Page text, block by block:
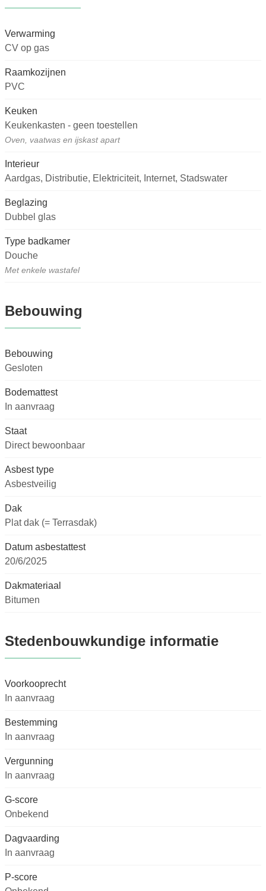
Verwarming
CV op gas
Raamkozijnen
PVC
Keuken
Keukenkasten - geen toestellen
Oven, vaatwas en ijskast apart
Interieur
Aardgas, Distributie, Elektriciteit, Internet, Stadswater
Beglazing
Dubbel glas
Type badkamer
Douche
Met enkele wastafel
Bebouwing
Bebouwing
Gesloten
Bodemattest
In aanvraag
Staat
Direct bewoonbaar
Asbest type
Asbestveilig
Dak
Plat dak (= Terrasdak)
Datum asbestattest
20/6/2025
Dakmateriaal
Bitumen
Stedenbouwkundige informatie
Voorkooprecht
In aanvraag
Bestemming
In aanvraag
Vergunning
In aanvraag
G-score
Onbekend
Dagvaarding
In aanvraag
P-score